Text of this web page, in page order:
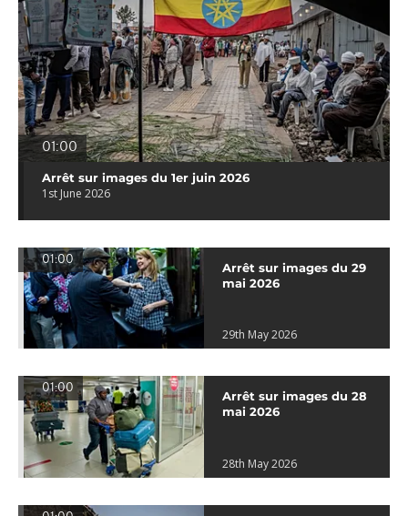
01:00
Arrêt sur images du 1er juin 2026
1st June 2026
01:00
Arrêt sur images du 29
mai 2026
29th May 2026
01:00
Arrêt sur images du 28
mai 2026
28th May 2026